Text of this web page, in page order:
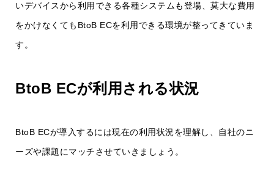
いデバイスから利用できる各種システムも登場、莫大な費用
をかけなくてもBtoB ECを利用できる環境が整ってきていま
す。
BtoB ECが利用される状況
BtoB ECが導入するには現在の利用状況を理解し、自社のニ
ーズや課題にマッチさせていきましょう。